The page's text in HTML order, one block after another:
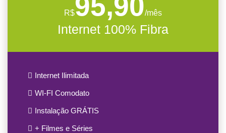
R$ /mês
Internet 100% Fibra
Internet Ilimitada
WI-FI Comodato
Instalação GRÁTIS
+ Filmes e Séries